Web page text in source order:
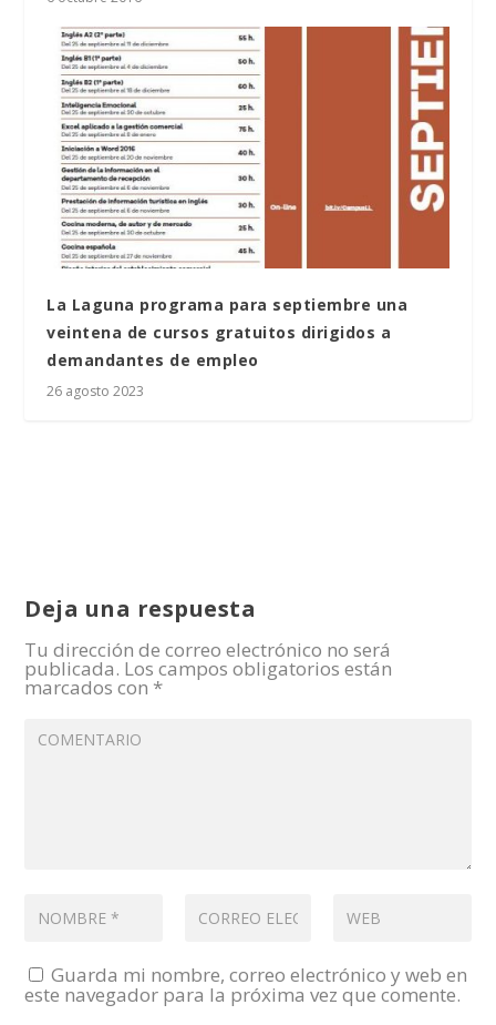
La Laguna programa para septiembre una
veintena de cursos gratuitos dirigidos a
demandantes de empleo
26 agosto 2023
Deja una respuesta
Tu dirección de correo electrónico no será
publicada. Los campos obligatorios están
marcados con *
Guarda mi nombre, correo electrónico y web en
este navegador para la próxima vez que comente.